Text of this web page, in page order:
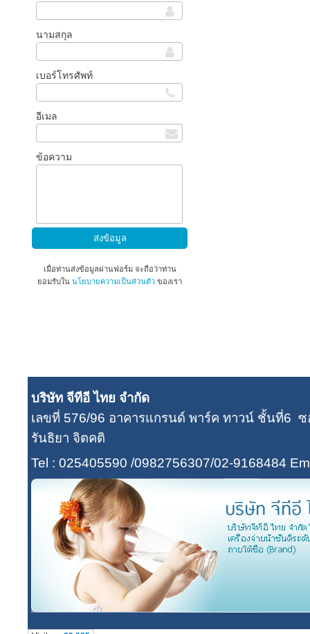
นามสกุล
เบอร์โทรศัพท์
อีเมล
ข้อความ
เมื่อท่านส่งข้อมูลผ่านฟอร์ม จะถือว่าท่าน
ยอมรับใน นโยบายความเป็นส่วนตัวของเรา
บริษัท จีทีอี ไทย จำกัด
เลขที่ 576/96 อาคารแกรนด์ พาร์ค ทาวน์ ชั้นที่6
รันธิยา จิตคติ
Tel : 025405590 /0982756307/02-9168484